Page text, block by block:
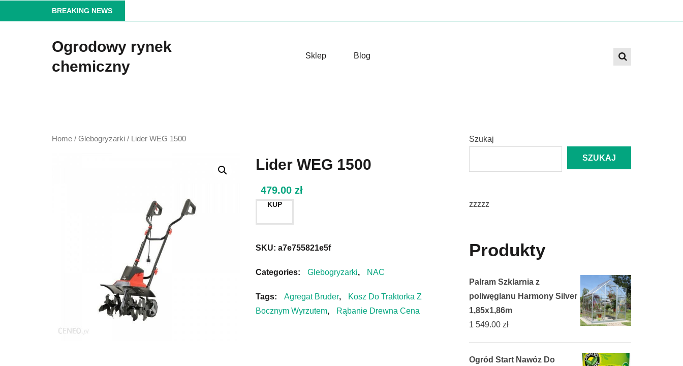
to
BREAKING NEWS
Ogrodowy rynek
chemiczny
Sklep Blog
Home / Glebogryzarki / Lider WEG 1500
Lider WEG 1500
479.00 zł
KUP
SKU: a7e755821e5f
Categories: Glebogryzarki, NAC
Tags: Agregat Bruder,
Kosz Do Traktorka Z
Bocznym Wyrzutem, Rąbanie Drewna Cena
Szukaj
SZUKAJ
zzzzz
Produkty
Palram Szklarnia z
poliwęglanu Harmony Silver
1,85x1,86m
1 549.00 zł
Ogród Start Nawóz Do